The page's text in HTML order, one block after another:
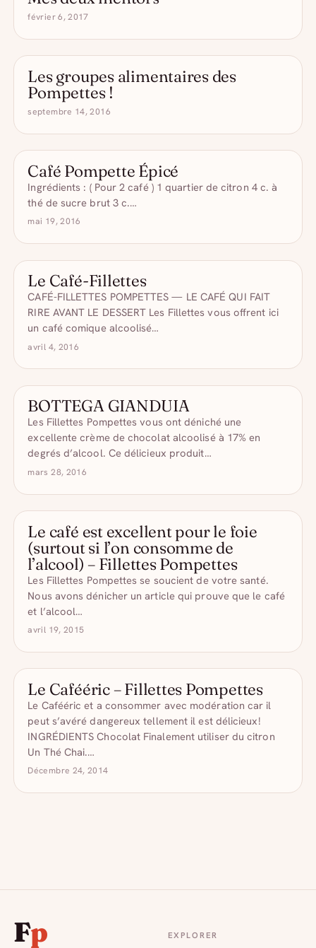
février 6, 2017
- DRÔLE D'ALCOOL
Les groupes alimentaires des
Pompettes !
septembre 14, 2016
CAFÉS COMIQUES
Café Pompette Épicé
Ingrédients : ( Pour 2 café ) 1 quartier de citron 4 c. à
thé de sucre brut 3 c.…
mai 19, 2016
CAFÉS COMIQUES
Le Café-Fillettes
CAFÉ-FILLETTES POMPETTES — LE CAFÉ QUI FAIT
RIRE AVANT LE DESSERT Les Fillettes vous offrent ici
un café comique alcoolisé…
avril 4, 2016
LES COCKTAILS POMPETTES
BOTTEGA GIANDUIA
Les Fillettes Pompettes vous ont déniché une
excellente crème de chocolat alcoolisé à 17% en
degrés d’alcool. Ce délicieux produit…
mars 28, 2016
- DRÔLE D'ALCOOL
Le café est excellent pour le foie
(surtout si l’on consomme de
l’alcool) – Fillettes Pompettes
Les Fillettes Pompettes se soucient de votre santé.
Nous avons dénicher un article qui prouve que le café
et l’alcool…
avril 19, 2015
CAPSULES
Le Cafééric – Fillettes Pompettes
Le Cafééric et a consommer avec modération car il
peut s’avéré dangereux tellement il est délicieux!
INGRÉDIENTS Chocolat Finalement utiliser du citron
Un Thé Chai.…
Décembre 24, 2014
Fp EXPLORER